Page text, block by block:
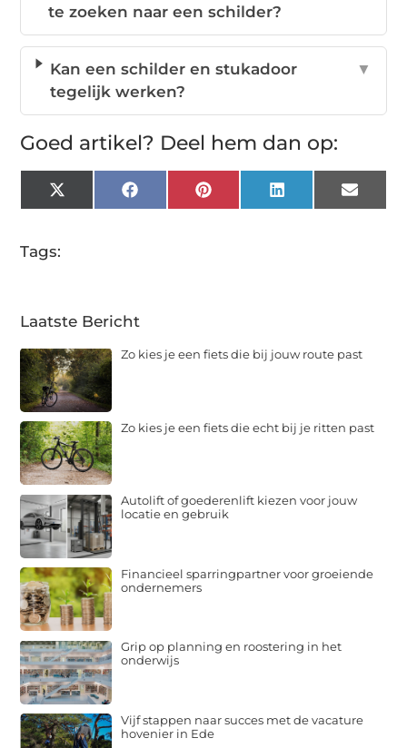
te zoeken naar een schilder?
Kan een schilder en stukadoor
tegelijk werken?
▼
Goed artikel? Deel hem dan op:
X
(Twitter)
FacebookPinterestLinkedInEmail
Tags:
Laatste Bericht
Zo kies je een fiets die bij jouw route past
Zo kies je een fiets die echt bij je ritten past
Autolift of goederenlift kiezen voor jouw
locatie en gebruik
Financieel sparringpartner voor groeiende
ondernemers
Grip op planning en roostering in het
onderwijs
Vijf stappen naar succes met de vacature
hovenier in Ede